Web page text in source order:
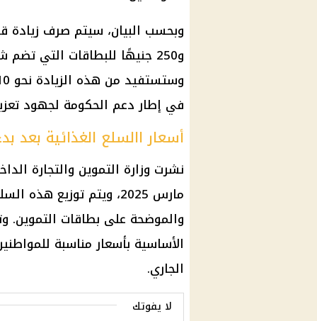
في إطار دعم الحكومة لجهود
أسعار االسلع الغذائية بعد
نشرت وزارة التموين والتجارة
مارس 2025، ويتم توزيع
والموضحة على بطاقات التموين.
الأساسية بأسعار مناسبة
الجاري.
لا يفوتك